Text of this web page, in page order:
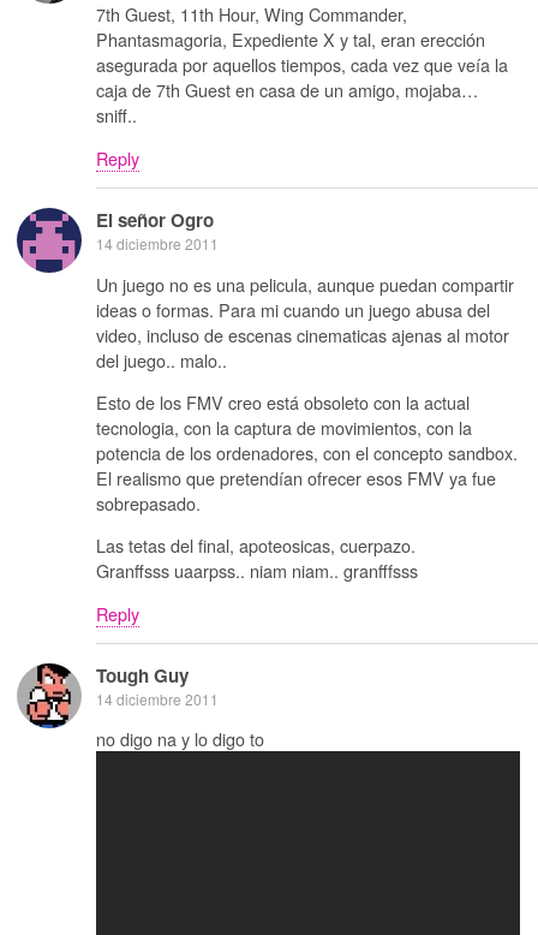
7th Guest, 11th Hour, Wing Commander,
Phantasmagoria, Expediente X y tal, eran erección
asegurada por aquellos tiempos, cada vez que veía la
caja de 7th Guest en casa de un amigo, mojaba…
sniff..
Reply
El señor Ogro
14 diciembre 2011
Un juego no es una pelicula, aunque puedan compartir
ideas o formas. Para mi cuando un juego abusa del
video, incluso de escenas cinematicas ajenas al motor
del juego.. malo..
Esto de los FMV creo está obsoleto con la actual
tecnologia, con la captura de movimientos, con la
potencia de los ordenadores, con el concepto sandbox.
El realismo que pretendían ofrecer esos FMV ya fue
sobrepasado.
Las tetas del final, apoteosicas, cuerpazo.
Granffsss uaarpss.. niam niam.. granfffsss
Reply
Tough Guy
14 diciembre 2011
no digo na y lo digo to